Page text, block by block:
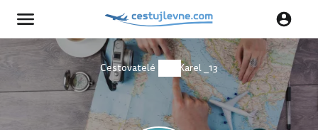
Cestovatelé Karel _13